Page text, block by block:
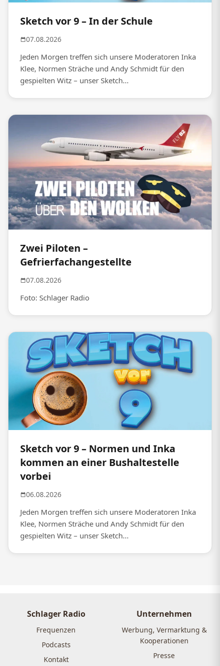
Sketch vor 9 – In der Schule
07.08.2026
Jeden Morgen treffen sich unsere Moderatoren Inka
Klee, Normen Sträche und Andy Schmidt für den
gespielten Witz – unser Sketch...
Zwei Piloten –
Gefrierfachangestellte
07.08.2026
Foto: Schlager Radio
Sketch vor 9 – Normen und Inka
kommen an einer Bushaltestelle
vorbei
06.08.2026
Jeden Morgen treffen sich unsere Moderatoren Inka
Klee, Normen Sträche und Andy Schmidt für den
gespielten Witz – unser Sketch...
Schlager Radio
Frequenzen
Podcasts
Kontakt
Unternehmen
Werbung, Vermarktung &
Kooperationen
Presse